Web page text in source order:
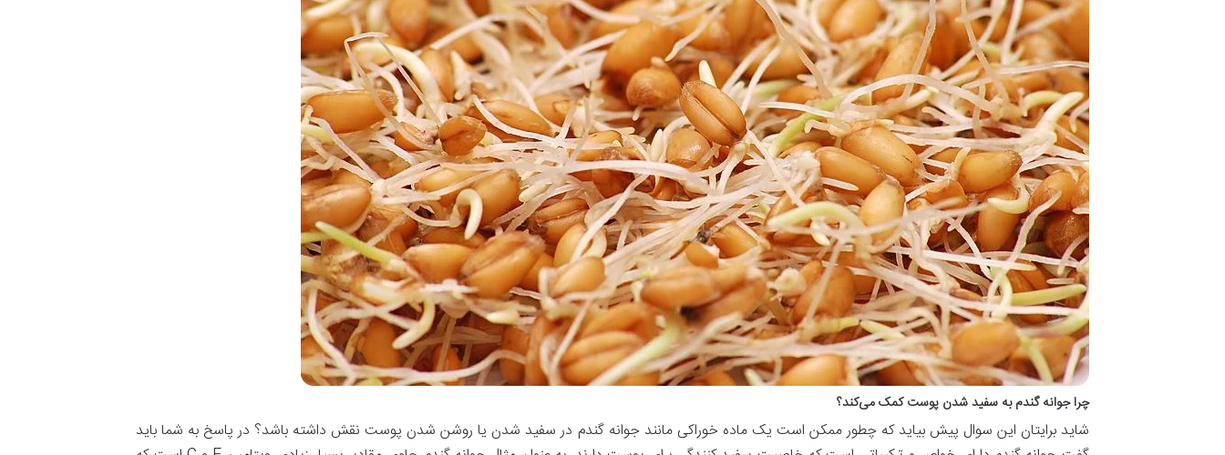
چرا جوانه گندم به سفید شدن پوست کمک می‌کند؟
شاید برایتان این سوال پیش بیاید که چطور ممکن است یک ماده خوراکی مانند جوانه گندم در سفید شدن یا روشن شدن پوست نقش داشته باشد؟ در پاسخ به شما باید